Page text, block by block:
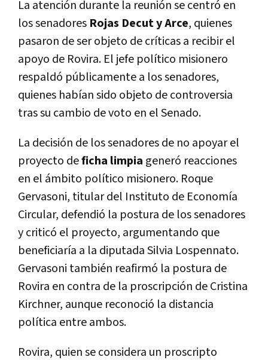
La atención durante la reunión se centró en
los senadores Rojas Decut y Arce, quienes
pasaron de ser objeto de críticas a recibir el
apoyo de Rovira. El jefe político misionero
respaldó públicamente a los senadores,
quienes habían sido objeto de controversia
tras su cambio de voto en el Senado.
La decisión de los senadores de no apoyar el
proyecto deficha limpia generó reacciones
en el ámbito político misionero. Roque
Gervasoni, titular del Instituto de Economía
Circular, defendió la postura de los senadores
y criticó el proyecto, argumentando que
beneficiaría a la diputada Silvia Lospennato.
Gervasoni también reafirmó la postura de
Rovira en contra de la proscripción de Cristina
Kirchner, aunque reconoció la distancia
política entre ambos.
Rovira, quien se considera un proscripto